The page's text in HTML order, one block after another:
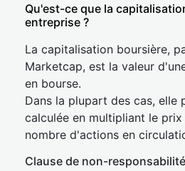
Qu'est-ce que la
entreprise ?
La capitalisation boursière,
Marketcap, est la valeur
en bourse.
Dans la plupart des cas, elle
calculée en multipliant le
nombre d'actions en
Clause de non-responsabilité